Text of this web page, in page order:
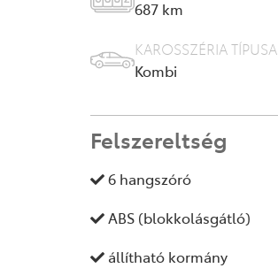
687 km
KAROSSZÉRIA TÍPUSA
Kombi
Felszereltség
6 hangszóró
ABS (blokkolásgátló)
állítható kormány